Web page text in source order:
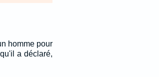
homme pour
a déclaré,